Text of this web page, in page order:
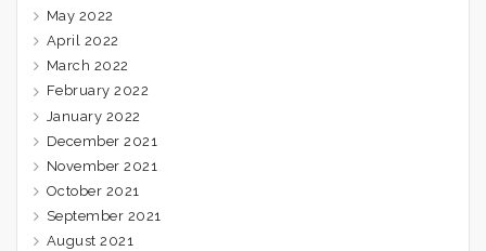
May 2022
April 2022
March 2022
February 2022
January 2022
December 2021
November 2021
October 2021
September 2021
August 2021